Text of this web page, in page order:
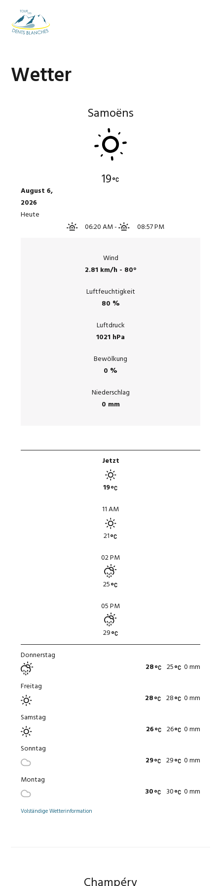
Hauptnavigation
springen
Inhalt
springen
Fußzeile
springen
Wetter
Samoëns
19
August 6,
2026
Heute
06:20 AM- 08:57 PM
Wind
2.81 km/h - 80°
Luftfeuchtigkeit
80 %
Luftdruck
1021 hPa
Bewölkung
0 %
Niederschlag
0 mm
Jetzt
19
11 AM
21
02 PM
25
05 PM
29
Donnerstag
0 mm
25
28
Freitag
0 mm
28
28
Samstag
0 mm
26
26
Sonntag
0 mm
29
29
Montag
0 mm
30
30
Volständige Wetterinformation